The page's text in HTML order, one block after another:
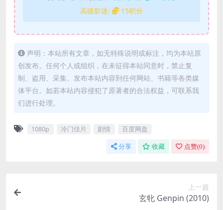
高级影迷:
15积分
声明：本站所有文章，如无特殊说明或标注，均为本站原
创发布。任何个人或组织，在未征得本站同意时，禁止复
制、盗用、采集、发布本站内容到任何网站、书籍等各类媒
体平台。如若本站内容侵犯了原著者的合法权益，可联系我
们进行处理。
1080p 冷门佳片 剧情 百度网盘
分享 收藏 点赞(0)
上一篇
玄牝 Genpin (2010)